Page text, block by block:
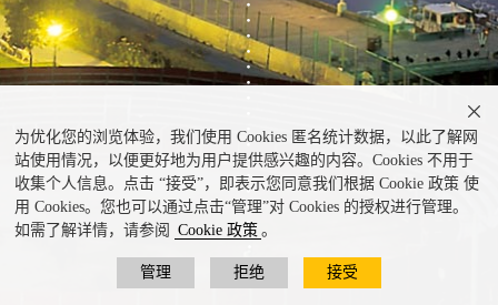
为优化您的浏览体验，我们使用 Cookies 匿名统计数据，以此了解网
站使用情况，以便更好地为用户提供感兴趣的内容。Cookies 不用于
收集个人信息。点击 “接受”，即表示您同意我们根据 Cookie 政策 使
用 Cookies。您也可以通过点击“管理”对 Cookies 的授权进行管理。
如需了解详情，请参阅
Cookie 政策 。
管理 拒绝 接受
